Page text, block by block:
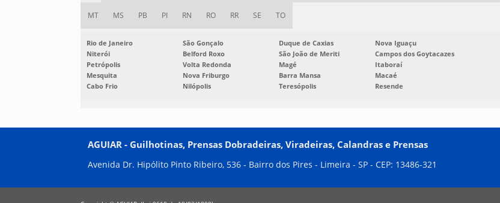
MT MS PB PI RN RO RR SE TO
Rio de Janeiro São Gonçalo Duque de Caxias
Nova Iguaçu
Niterói
Belford Roxo São João de Meriti
Campos dos Goytacazes
Petrópolis
Volta Redonda Magé
Itaboraí
Mesquita
Nova Friburgo Barra Mansa
Macaé
Cabo Frio
Nilópolis Teresópolis Resende
AGUIAR - Guilhotinas, Prensas Dobradeiras, Viradeiras, Calandras e Prensas
Avenida Dr. Hipólito Pinto Ribeiro, 536 - Bairro dos Pires - Limeira - SP - CEP: 13486-321